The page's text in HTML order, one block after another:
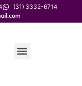
(31) 3332-6714